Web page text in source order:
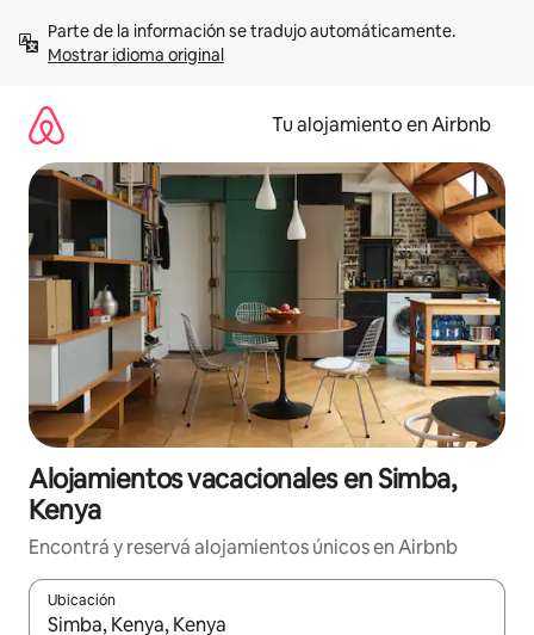
contenidoMostrar idioma original
Tu alojamiento en Airbnb
Alojamientos vacacionales en Simba,
Kenya
Encontrá y reservá alojamientos únicos en Airbnb
Ubicación
Cuando los resultados estén disponibles, navegá con las